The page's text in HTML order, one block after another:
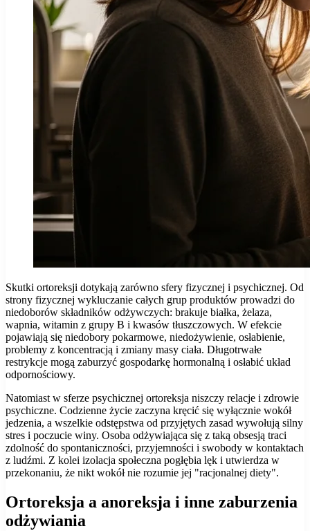
Skutki ortoreksji dotykają zarówno sfery fizycznej i psychicznej. Od
strony fizycznej wykluczanie całych grup produktów prowadzi do
niedoborów składników odżywczych: brakuje białka, żelaza,
wapnia, witamin z grupy B i kwasów tłuszczowych. W efekcie
pojawiają się niedobory pokarmowe, niedożywienie, osłabienie,
problemy z koncentracją i zmiany masy ciała. Długotrwałe
restrykcje mogą zaburzyć gospodarkę hormonalną i osłabić układ
odpornościowy.
Natomiast w sferze psychicznej ortoreksja niszczy relacje i zdrowie
psychiczne. Codzienne życie zaczyna kręcić się wyłącznie wokół
jedzenia, a wszelkie odstępstwa od przyjętych zasad wywołują silny
stres i poczucie winy. Osoba odżywiająca się z taką obsesją traci
zdolność do spontaniczności, przyjemności i swobody w kontaktach
z ludźmi. Z kolei izolacja społeczna pogłębia lęk i utwierdza w
przekonaniu, że nikt wokół nie rozumie jej "racjonalnej diety".
Ortoreksja a anoreksja i inne zaburzenia
odżywiania